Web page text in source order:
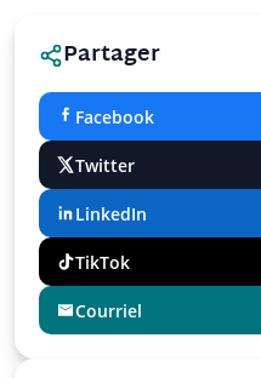
Partager
Facebook
Twitter
LinkedIn
TikTok
Courriel